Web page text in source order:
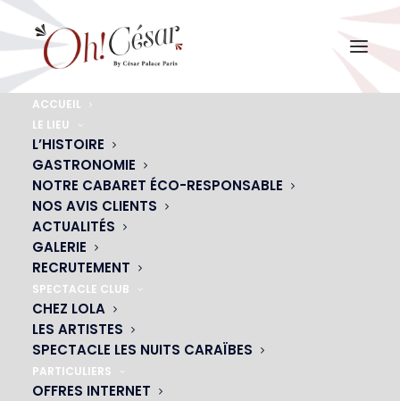
ACCUEIL
LE LIEU
L’HISTOIRE
GASTRONOMIE
NOTRE CABARET ÉCO-RESPONSABLE
NOS AVIS CLIENTS
ACTUALITÉS
GALERIE
RECRUTEMENT
SPECTACLE CLUB
CHEZ LOLA
LES ARTISTES
SPECTACLE LES NUITS CARAÏBES
PARTICULIERS
OFFRES INTERNET
Réservez votre soirée de rêve pour la Saint-Valentin 2019
240_F_29701578_ivHBN5w65XesqU4zyKTEWB6VkIIrWEx4